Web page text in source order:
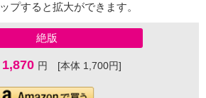
プすると拡大ができます。
絶版
1,870 円 [本体 1,700円]